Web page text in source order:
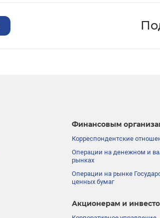
Финансовым
Корреспондентские
Операции на денежном и
рынках
Операции на рынке
ценных бумаг
Акционерам и